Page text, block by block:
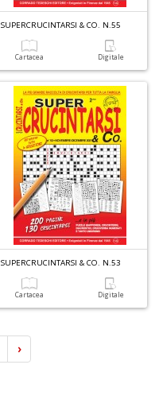
SUPERCRUCINTARSI & CO. N.55
Cartacea Digitale
SUPERCRUCINTARSI & CO. N.53
Cartacea Digitale
›